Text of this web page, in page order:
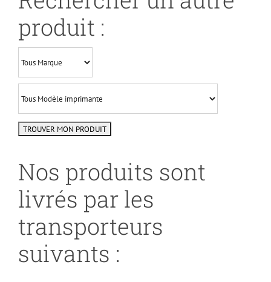
produit :
Nos produits sont
livrés par les
transporteurs
suivants :